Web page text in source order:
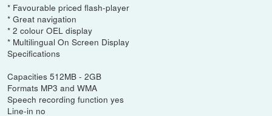
* Favourable priced flash-player
* Great navigation
* 2 colour OEL display
* Multilingual On Screen Display
Specifications
Capacities 512MB - 2GB
Formats MP3 and WMA
Speech recording function yes
Line-in no